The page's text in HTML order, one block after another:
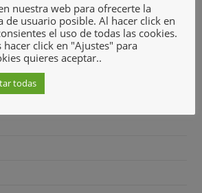
nuestra web para ofrecerte la
de usuario posible. Al hacer click en
el uso de todas las cookies.
hacer click en "Ajustes" para
quieres aceptar..
todas